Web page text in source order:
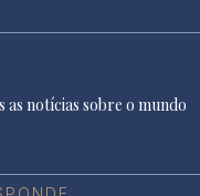
as notícias sobre o mundo